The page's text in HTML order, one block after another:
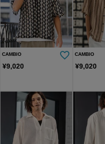
CAMBIO
¥9,020
CAMBIO
¥9,020